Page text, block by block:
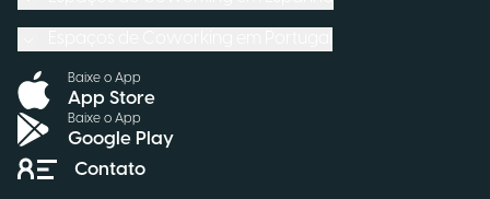
Baixe o App
App Store
Baixe o App
Google Play
Contato